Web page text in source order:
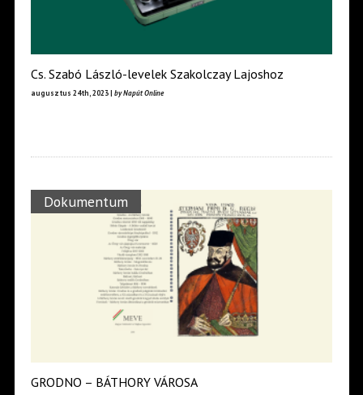
Cs. Szabó László-levelek Szakolczay Lajoshoz
augusztus 24th, 2023 | by Napút Online
Dokumentum
GRODNO – BÁTHORY VÁROSA